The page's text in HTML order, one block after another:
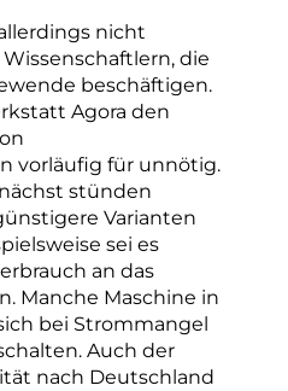
nicht
die
beschäftigen.
Agora den
vorläufig für unnötig.
stünden
Varianten
sei es
an das
Manche Maschine in
bei Strommangel
Auch der
nach Deutschland